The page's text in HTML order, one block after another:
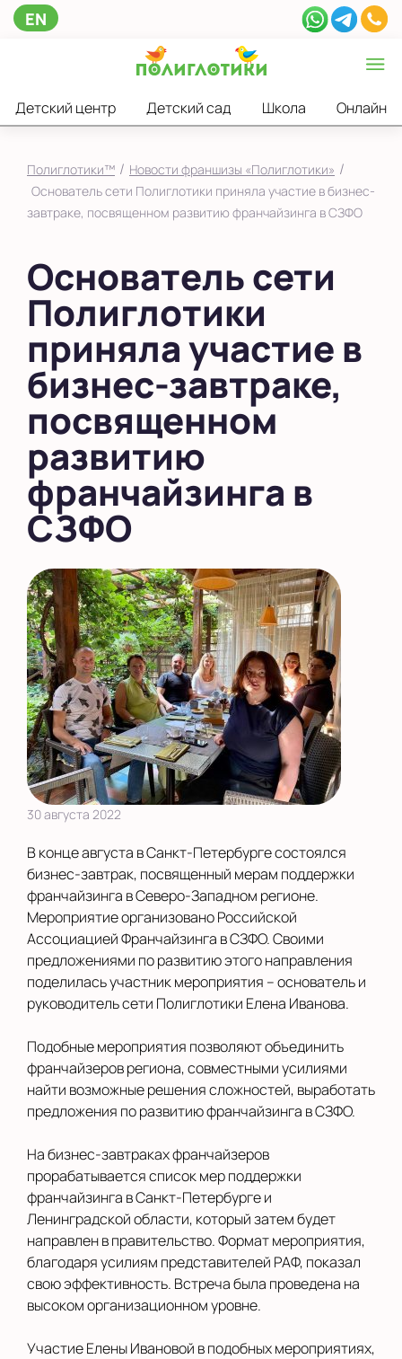
EN
Детский центр Детский сад Школа Онлайн
Полиглотики™ / Новости франшизы «Полиглотики» /
Основатель сети Полиглотики приняла участие в бизнес-
завтраке, посвященном развитию франчайзинга в СЗФО
Основатель сети
Полиглотики
приняла участие в
бизнес-завтраке,
посвященном
развитию
франчайзинга в
СЗФО
30 августа 2022
В конце августа в Санкт-Петербурге состоялся
бизнес-завтрак, посвященный мерам поддержки
франчайзинга в Северо-Западном регионе.
Мероприятие организовано Российской
Ассоциацией Франчайзинга в СЗФО. Своими
предложениями по развитию этого направления
поделилась участник мероприятия – основатель и
руководитель сети Полиглотики Елена Иванова.
Подобные мероприятия позволяют объединить
франчайзеров региона, совместными усилиями
найти возможные решения сложностей, выработать
предложения по развитию франчайзинга в СЗФО.
На бизнес-завтраках франчайзеров
прорабатывается список мер поддержки
франчайзинга в Санкт-Петербурге и
Ленинградской области, который затем будет
направлен в правительство. Формат мероприятия,
благодаря усилиям представителей РАФ, показал
свою эффективность. Встреча была проведена на
высоком организационном уровне.
Участие Елены Ивановой в подобных мероприятиях,